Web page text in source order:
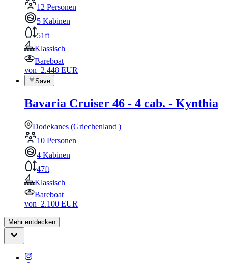
12 Personen
5 Kabinen
51ft
Klassisch
Bareboat
von 2.448 EUR
Save
Bavaria Cruiser 46 - 4 cab. - Kynthia
Dodekanes (Griechenland )
10 Personen
4 Kabinen
47ft
Klassisch
Bareboat
von 2.100 EUR
Mehr entdecken